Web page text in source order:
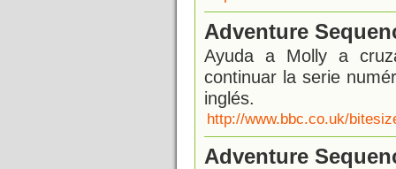
Adventure
Ayuda a Molly a
continuar la serie
inglés.
http://www.bbc.co.uk/
Adventure